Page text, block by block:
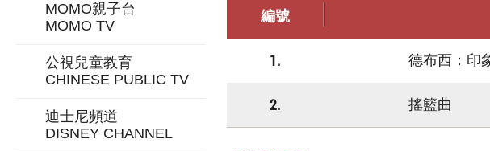
MOMO親子台
MOMO TV
公視兒童教育
CHINESE PUBLIC TV
迪士尼頻道
DISNEY CHANNEL
編號
1. 德布西：印象第
2. 搖籃曲